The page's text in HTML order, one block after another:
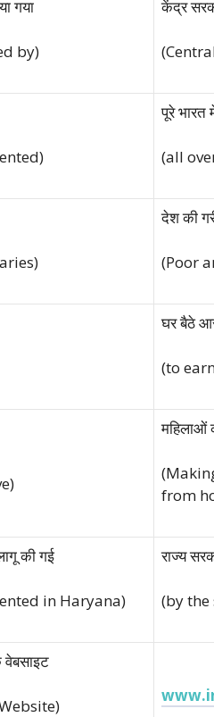
गया
by)
केंद्र
पूरे भारत
(all
देश की
(Poor
घर बैठे
(to
महिलाओं
from
की गई
in Haryana)
राज्य
(by the